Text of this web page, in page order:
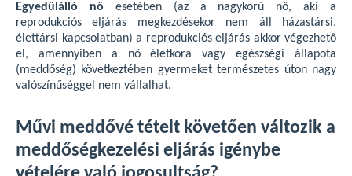
Egyedülálló nő esetében (az a nagykorú nő, aki a
reprodukciós eljárás megkezdésekor nem áll házastársi,
élettársi kapcsolatban) a reprodukciós eljárás akkor végezhető
el, amennyiben a nő életkora vagy egészségi állapota
(meddőség) következtében gyermeket természetes úton nagy
valószínűséggel nem vállalhat.
Művi meddővé tételt követően változik a
meddőségkezelési eljárás igénybe